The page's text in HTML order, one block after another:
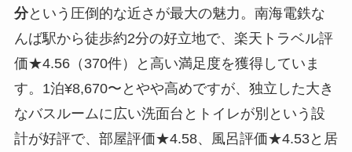
分という圧倒的な近さが最大の魅力。南海電鉄な
んば駅から徒歩約2分の好立地で、楽天トラベル評
価★4.56（370件）と高い満足度を獲得していま
す。1泊¥8,670〜とやや高めですが、独立した大き
なバスルームに広い洗面台とトイレが別という設
計が好評で、部屋評価★4.58、風呂評価★4.53と居